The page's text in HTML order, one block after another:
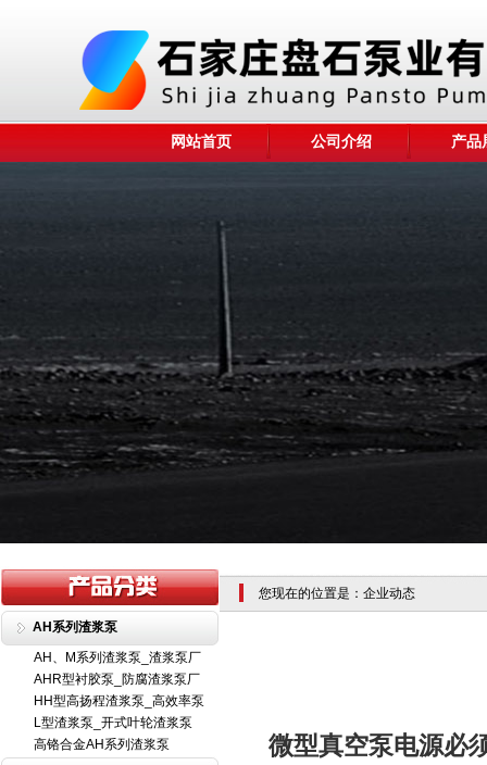
网站首页 公司介绍 产品
AH系列渣浆泵
AH、M系列渣浆泵_渣浆泵厂
AHR型衬胶泵_防腐渣浆泵厂
HH型高扬程渣浆泵_高效率泵
L型渣浆泵_开式叶轮渣浆泵
高铬合金AH系列渣浆泵
您现在的位置是：企业动态
微型真空泵电源必